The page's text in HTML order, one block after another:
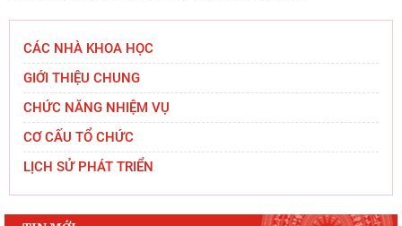
CÁC NHÀ KHOA HỌC
GIỚI THIỆU CHUNG
CHỨC NĂNG NHIỆM VỤ
CƠ CẤU TỔ CHỨC
LỊCH SỬ PHÁT TRIỂN
Thường trực Hội đồng Lý luận Trung ương làm
việc với Tiểu ban Văn hóa - Xã hội - Văn học,
nghệ
Viện Hàn lâm Khoa học xã hội Việt Nam và Học
viện Chính trị và Hành chính quốc gia Lào ký
Thỏa
tự chủ: Sáng kiến của Cộng hòa Dân chủ Nhân